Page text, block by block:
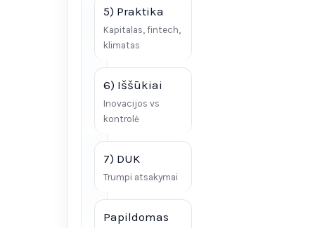
5) Praktika
Kapitalas, fintech,
klimatas
6) Iššūkiai
Inovacijos vs
kontrolė
7) DUK
Trumpi atsakymai
Papildomas